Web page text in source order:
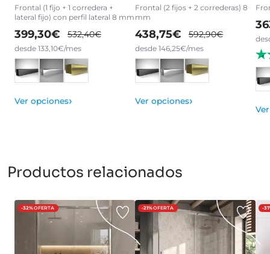
Frontal (1 fijo + 1 corredera +
lateral fijo) con perfil lateral 8 mm
399,30€ 532,40€
desde 133,10€/mes
Ver opciones›
Frontal (2 fijos + 2 correderas) 8
mm
438,75€ 592,90€
desde 146,25€/mes
Ver opciones›
Productos relacionados
-32%OFERTA -21%OFERTA -